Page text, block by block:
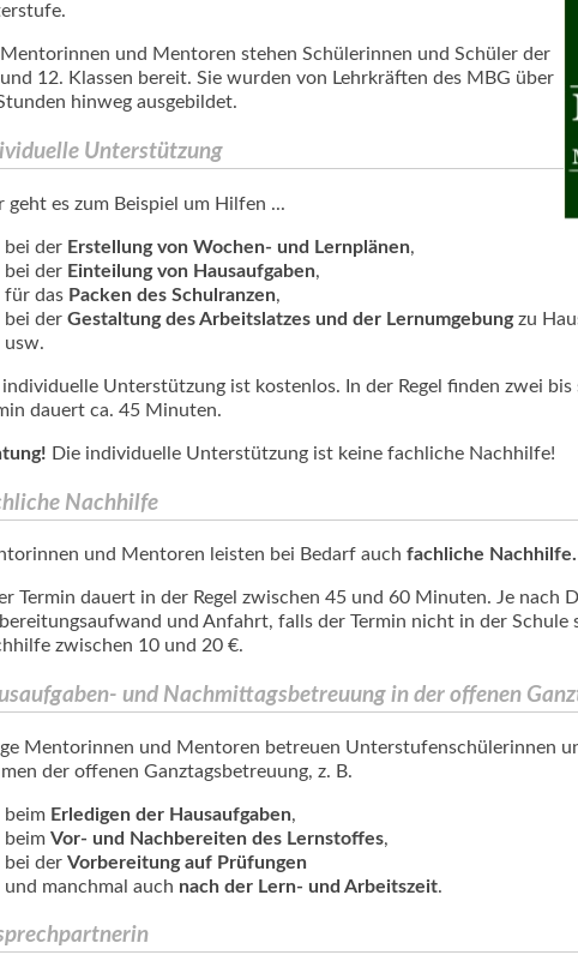
und Mentoren stehen Schülerinnen und Schüler der
12. Klassen bereit. Sie wurden von Lehrkräften des MBG über
hinweg ausgebildet.
Unterstützung
geht es zum Beispiel um Hilfen ...
bei der Erstellung von Wochen- und Lernplänen,
bei der Einteilung von Hausaufgaben,
für das Packen des Schulranzen,
bei der Gestaltung des Arbeitslatzes und der Lernumgebungzu
usw.
Unterstützung ist kostenlos. In der Regel finden zwei bis
dauert ca. 45 Minuten.
Die individuelle Unterstützung ist keine fachliche Nachhilfe!
Nachhilfe
und Mentoren leisten bei Bedarf auch fachliche Nachhilfe.
Termin dauert in der Regel zwischen 45 und 60 Minuten. Je nach
und Anfahrt, falls der Termin nicht in der
zwischen 10 und 20 €.
und Nachmittagsbetreuung in der offenen
Mentorinnen und Mentoren betreuen Unterstufenschülerinnen
der offenen Ganztagsbetreuung, z. B.
beim Erledigen der Hausaufgaben,
beim Vor- und Nachbereiten des Lernstoffes,
bei der Vorbereitung auf Prüfungen
und manchmal auch nach der Lern- und Arbeitszeit.